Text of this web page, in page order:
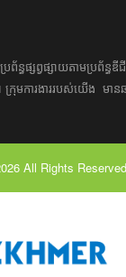
រព័ន្ធ​ផ្សព្វផ្សាយ​តាម​ប្រព័
ក្រុម​​ការងារ​របស់​យើង​ ​​ មា
All Rights Reserved